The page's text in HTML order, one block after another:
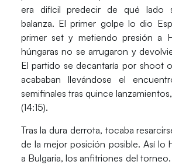
era difícil predecir de qué lado
balanza. El primer golpe lo dio
primer set y metiendo presión a
húngaras no se arrugaron y
El partido se decantaría por shoot
acababan llevándose el
semifinales tras quince lanzamientos,
(14:15).
Tras la dura derrota, tocaba
de la mejor posición posible. Así lo
a Bulgaria, los anfitriones del